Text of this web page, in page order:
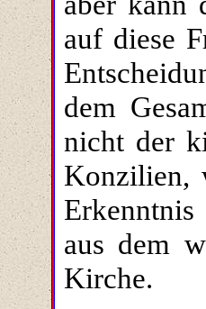
auf diese
dem
nicht der
Konzilien,
aus dem
Kirche.